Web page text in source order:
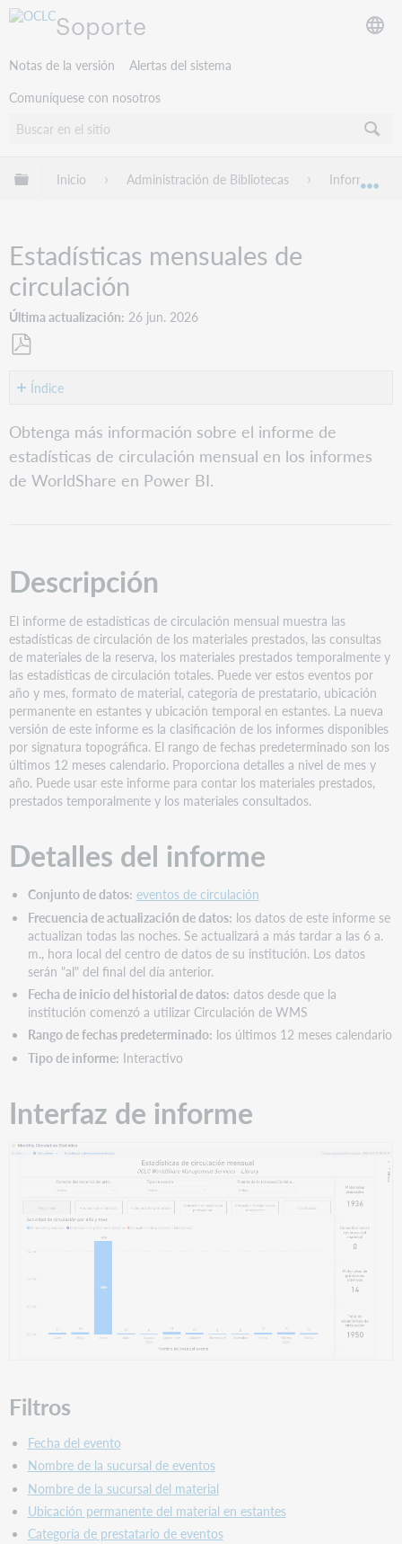
Soporte
Notas de la versión
Alertas del sistema
Comuníquese con nosotros
Expandir/contraer jerarquía global
Inicio Administración de Bibliotecas Informes de
Estadísticas mensuales de
circulación
Última actualización 26 jun. 2026
comoÍndice
Descripción
Detalles
del
informe
Slicers
Año
y
mes
Categoría
de
la
entidad
prestataria
Formato
de
Ubicación
permanente
estantes
Ubicación
temporal
de
la
estantería
Clasificación
Obtenga más información sobre el informe de
estadísticas de circulación mensual en los informes
de WorldShare en Power BI.
Descripción
El informe de estadísticas de circulación mensual muestra las
estadísticas de circulación de los materiales prestados, las consultas
de materiales de la reserva, los materiales prestados temporalmente y
las estadísticas de circulación totales. Puede ver estos eventos por
año y mes, formato de material, categoría de prestatario, ubicación
permanente en estantes y ubicación temporal en estantes. La nueva
versión de este informe es la clasificación de los informes disponibles
por signatura topográfica. El rango de fechas predeterminado son los
últimos 12 meses calendario. Proporciona detalles a nivel de mes y
año. Puede usar este informe para contar los materiales prestados,
prestados temporalmente y los materiales consultados.
Detalles del informe
Conjunto de datos: eventos de circulación
Frecuencia de actualización de datos: los datos de este informe se
actualizan todas las noches. Se actualizará a más tardar a las 6 a.
m., hora local del centro de datos de su institución. Los datos
serán "al" del final del día anterior.
Fecha de inicio del historial de datos: datos desde que la
institución comenzó a utilizar Circulación de WMS
Rango de fechas predeterminado: los últimos 12 meses calendario
Tipo de informe: Interactivo
Interfaz de informe
Filtros
Fecha del evento
Nombre de la sucursal de eventos
Nombre de la sucursal del material
Ubicación permanente del material en estantes
Categoría de prestatario de eventos